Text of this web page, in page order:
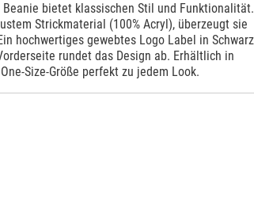
Beanie bietet klassischen Stil und Funktionalität.
Strickmaterial (100% Acryl), überzeugt sie
hochwertiges gewebtes Logo Label in
rundet das Design ab. Erhältlich in
Size-Größe perfekt zu jedem Look.